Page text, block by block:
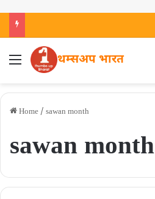
थम्सअप भारत
Home / sawan month
sawan month